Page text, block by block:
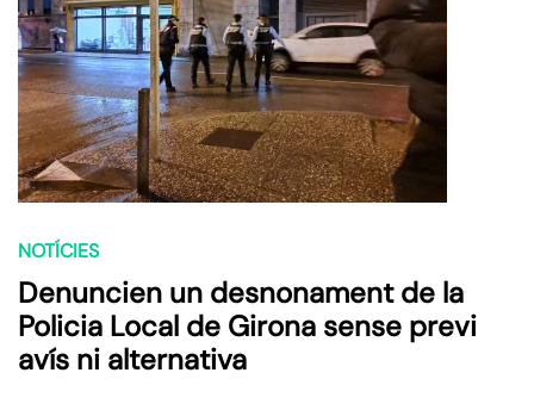
NOTÍCIES
Denuncien un desnonament de la
Policia Local de Girona sense previ
avís ni alternativa